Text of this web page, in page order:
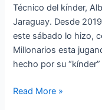
Técnico del kínder,
Jaraguay. Desde
este sábado lo hizo,
Millonarios esta
hecho por su
Read More »